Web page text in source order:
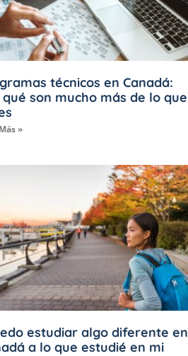
técnicos en Canadá:
son mucho más de lo que
»
estudiar algo diferente en
a lo que estudié en mi